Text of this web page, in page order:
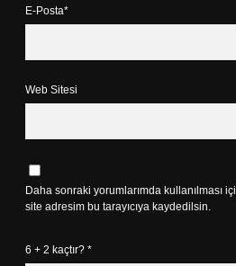
E-Posta*
Web Sitesi
Daha sonraki yorumlarımda kullanılması
site adresim bu tarayıcıya kaydedilsin.
6 + 2 kaçtır? *